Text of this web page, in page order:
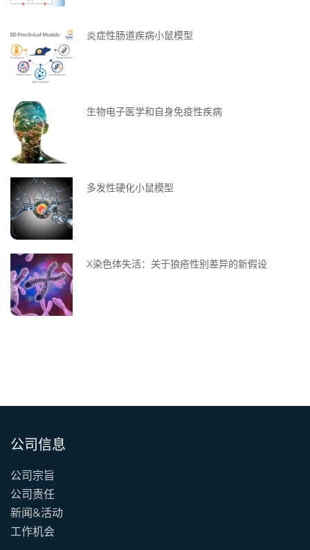
炎症性肠道疾病小鼠模型
生物电子医学和自身免疫性疾病
多发性硬化小鼠模型
X染色体失活：关于狼疮性别差异的新假设
公司信息
公司宗旨
公司责任
新闻&活动
工作机会